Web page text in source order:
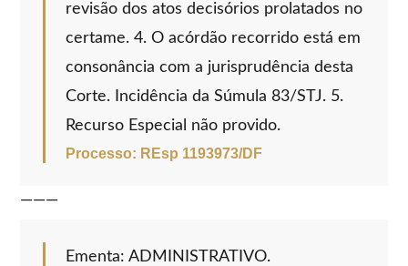
revisão dos atos decisórios prolatados no
certame. 4. O acórdão recorrido está em
consonância com a jurisprudência desta
Corte. Incidência da Súmula 83/STJ. 5.
Recurso Especial não provido.
Processo: REsp 1193973/DF
———
Ementa: ADMINISTRATIVO.